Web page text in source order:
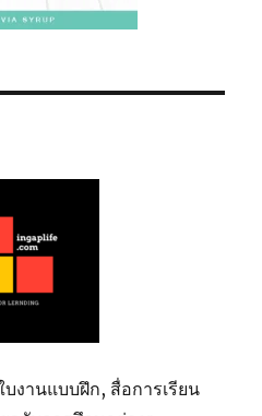
งานแบบฝึก, สื่อการเรียน